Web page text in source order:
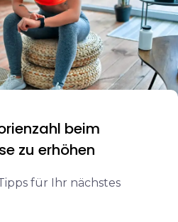
beim
zu erhöhen
für Ihr nächstes